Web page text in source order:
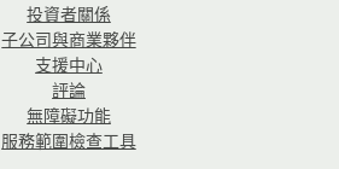
投資者關係
子公司與商業夥伴
支援中心
評論
無障礙功能
服務範圍檢查工具